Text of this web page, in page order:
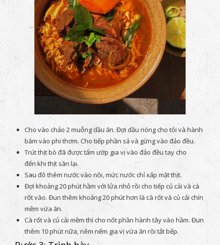
Cho vào chảo 2 muỗng dầu ăn. Đợi dầu nóng cho tỏi và hành
băm vào phi thơm. Cho tiếp phần sả và gừng vào đảo đều.
Trút thịt bò đã được tẩm ướp gia vị vào đảo đều tay cho
đến khi thịt săn lại.
Sau đó thêm nước vào nồi, mức nước chỉ xấp mặt thịt.
Đợi khoảng 20 phút hầm với lửa nhỏ rồi cho tiếp củ cải và cà
rốt vào. Đun thêm khoảng 20 phút hơn là cà rốt và củ cải chín
mềm vừa ăn.
Cà rốt và củ cải mềm thì cho nốt phần hành tây vào hầm. Đun
thêm 10 phút nữa, nêm nếm gia vị vừa ăn rồi tắt bếp.